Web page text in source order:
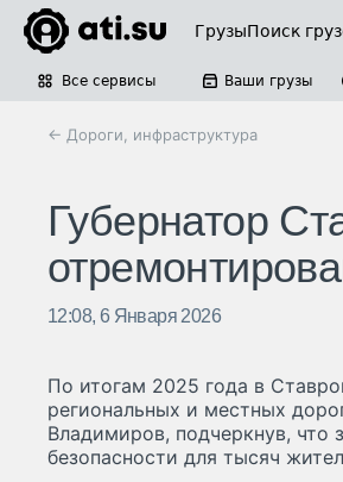
ГрузыПоиск
Все сервисы Ваши грузы
← Дороги, инфраструктура
Губернатор
12:08, 6 Января 2026
По итогам 2025 года в
региональных и местных
Владимиров, подчеркнув,
безопасности для тысяч